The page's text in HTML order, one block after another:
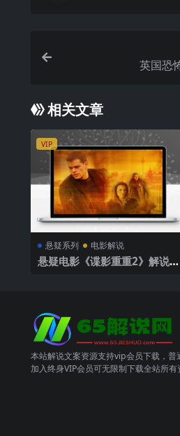
英国恐
相关文章
VIP
悬疑系列 电影解说
悬疑电影《谍影重重2》解说
本站解说文案资源支持vip会员下载，
加入终身VIP会员可无限制下载全站所有